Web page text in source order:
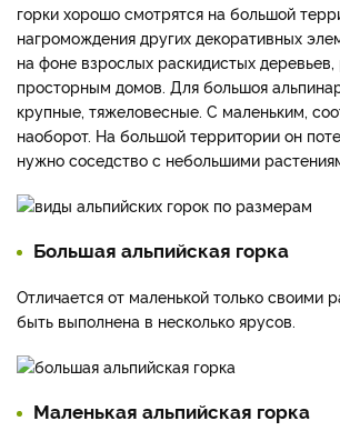
горки хорошо смотрятся на большой
нагромождения других декоративных
на фоне взрослых раскидистых
просторным домов. Для большоя
крупные, тяжеловесные. С маленьким,
наоборот. На большой территории он
нужно соседство с небольшими
Большая альпийская горка
Отличается от маленькой только своими
быть выполнена в несколько ярусов.
Маленькая альпийская горка